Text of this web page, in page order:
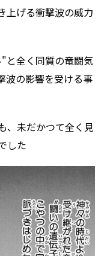
上げる衝撃波の威力
と全く同質の竜闘気
波の影響を受ける事
、未だかつて全く見
した